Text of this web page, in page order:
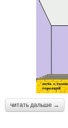
читать дальше →